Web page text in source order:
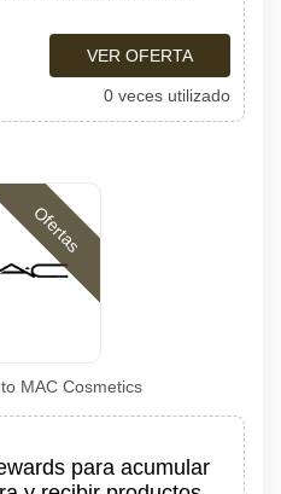
VER OFERTA
0 veces utilizado
Ofertas
MAC Cosmetics
para acumular